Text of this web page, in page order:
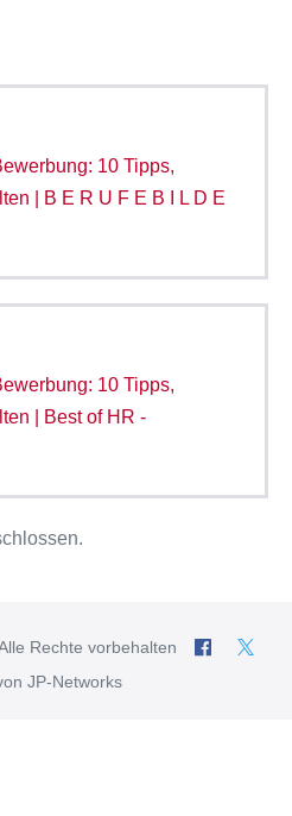
10 Tipps,
| B E R U F E B I L D E
10 Tipps,
| Best of HR -
Rechte vorbehalten
JP-Networks